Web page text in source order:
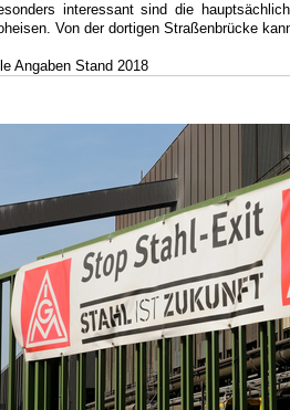
interessant sind die
Von der dortigen Straßenbrücke
Angaben Stand 2018